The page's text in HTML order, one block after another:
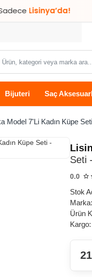
Bijuteri Saç
Model 7'Li Kadın Küpe
Seti
0.0
Stok
Marka:
Ürün
Kargo: